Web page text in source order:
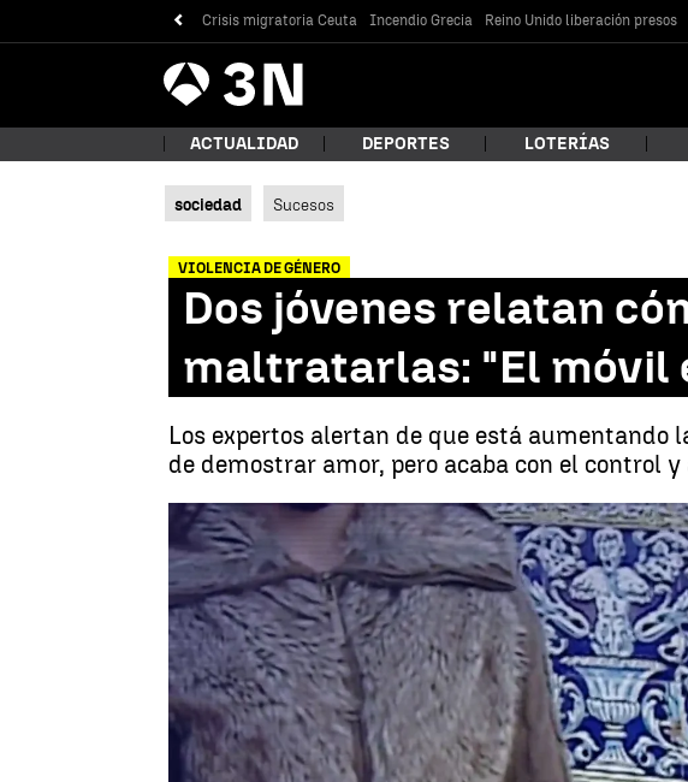
Crisis migratoria Ceuta Incendio Grecia Reino Unido liberación presos
Antena
3 Noticias
¿Qué estás
Buscar
ACTUALIDAD DEPORTES LOTERÍAS
sociedad Sucesos
VIOLENCIA DE GÉNERO
Dos jóvenes relatan
maltratarlas: "El móvil
Los expertos alertan de que está aumentando
de demostrar amor, pero acaba con el control
Dos jóvenes relatan